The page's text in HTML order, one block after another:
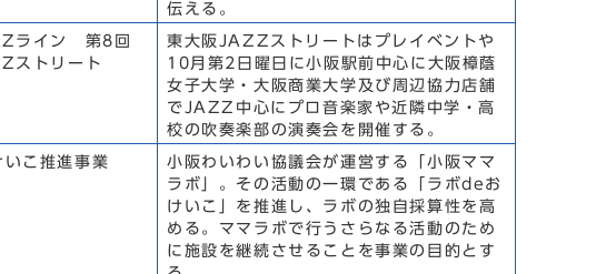
伝える。
ライン 第8回
ストリート
東大阪JAZZストリートはプレイベントや
10月第2日曜日に小阪駅前中心に大阪樟蔭
女子大学・大阪商業大学及び周辺協力店舗
でJAZZ中心にプロ音楽家や近隣中学・高
校の吹奏楽部の演奏会を開催する。
こ推進事業
小阪わいわい協議会が運営する「小阪ママ
ラボ」。その活動の一環である「ラボdeお
けいこ」を推進し、ラボの独自採算性を高
める。ママラボで行うさらなる活動のため
に施設を継続させることを事業の目的とす